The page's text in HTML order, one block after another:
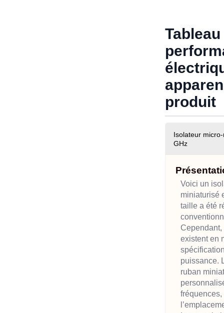
produit
Isolateur
GHz
Voici un
miniaturisé
taille a été
existent en
puissance.
ruban